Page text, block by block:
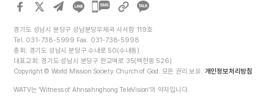
카카오톡
경기도 성남시 분당구 성남분당우체국 사서함 119호
Tel. 031-738-5999 Fax. 031-738-5998
총회: 경기도 성남시 분당구 수내로 50(수내동)
대표교회: 경기도 성남시 분당구 판교역로 35(백현동 526)
Copyright © World Mission Society Church of God. 모든 권리 보유. 개인정보처리방침
WATV는 ‘Witness of Ahnsahnghong TeleVision’의 약자입니다.